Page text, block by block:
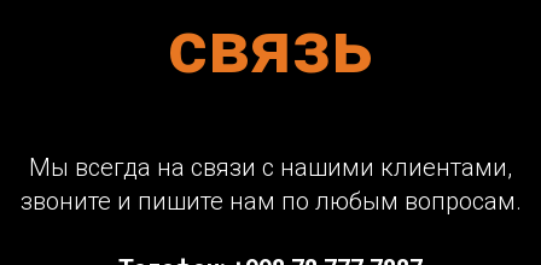
связь
Мы всегда на связи с нашими клиентами,
звоните и пишите нам по любым вопросам.